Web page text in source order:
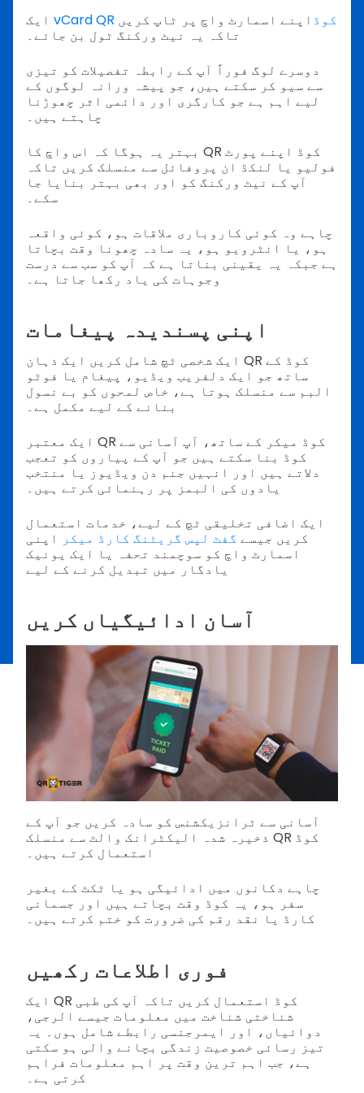
vCard QR کوڈ اپنے اسمارٹ واچ پر ٹاپ کریں
تاکہ یہ نیٹ ورکنگ ٹول بن جائے۔
دوسرے لوگ فوراً آپ کے رابطہ تفصیلات کو تیزی
سے سیو کر سکتے ہیں، جو پیشہ ورانہ لوگوں کے
لیے اہم ہے جو کارگری اور دائمی اثر چھوڑنا
چاہتے ہیں۔
بہتر یہ ہوگا کہ اس واچ کا QR کوڈ اپنے پورٹ
فولیو یا لنکڈ ان پروفائل سے منسلک کریں تاکہ
آپ کے نیٹ ورکنگ کو اور بھی بہتر بنایا جا
سکے۔
چاہے وہ کوئی کاروباری ملاقات ہو، کوئی واقعہ
ہو، یا انٹرویو ہو، یہ سادہ چھونا وقت بچاتا
ہے جبکہ یہ یقینی بناتا ہے کہ آپ کو سب سے درست
وجوہات کی یاد رکھا جاتا ہے۔
اپنی پسندیدہ پیغامات
ایک شخصی ٹچ شامل کریں ایک ذہان QR کوڈ کے
ساتھ جو ایک دلفریب ویڈیو، پیغام یا فوٹو
البم سے منسلک ہوتا ہے، خاص لمحوں کو بے نسول
بنانے کے لیے مکمل ہے۔
ایک معتبر QR کوڈ میکر کے ساتھ، آپ آسانی سے
کوڈ بنا سکتے ہیں جو آپ کے پیاروں کو تعجب
دلاتے ہیں اور انہیں جنم دن ویڈیوز یا منتخب
یادوں کی البمز پر رہنمائی کرتے ہیں۔
ایک اضافی تخلیقی ٹچ کے لیے، خدمات استعمال
کریں جیسے گفٹ لپس گریٹنگ کارڈ میکر اپنی
اسمارٹ واچ کو سوچمند تحفہ یا ایک یونیک
یادگار میں تبدیل کرنے کے لیے
آسان ادائیگیاں کریں
آسانی سے ٹرانزیکشنس کو سادہ کریں جو آپ کے
ذخیرہ شدہ الیکٹرانک والٹ سے منسلک QR کوڈ
استعمال کرتے ہیں۔
چاہے دکانوں میں ادائیگی ہو یا ٹکٹ کے بغیر
سفر ہو، یہ کوڈ وقت بچاتے ہیں اور جسمانی
کارڈ یا نقد رقم کی ضرورت کو ختم کرتے ہیں۔
فوری اطلاعات رکھیں
ایک QR کوڈ استعمال کریں تاکہ آپ کی طبی
شناختی شناخت میں معلومات جیسے الرجی،
دوائیاں، اور ایمرجنسی رابطے شامل ہوں۔ یہ
تیز رسائی خصوصیت زندگی بچانے والی ہو سکتی
ہے، جب اہم ترین وقت پر اہم معلومات فراہم
کرتی ہے۔